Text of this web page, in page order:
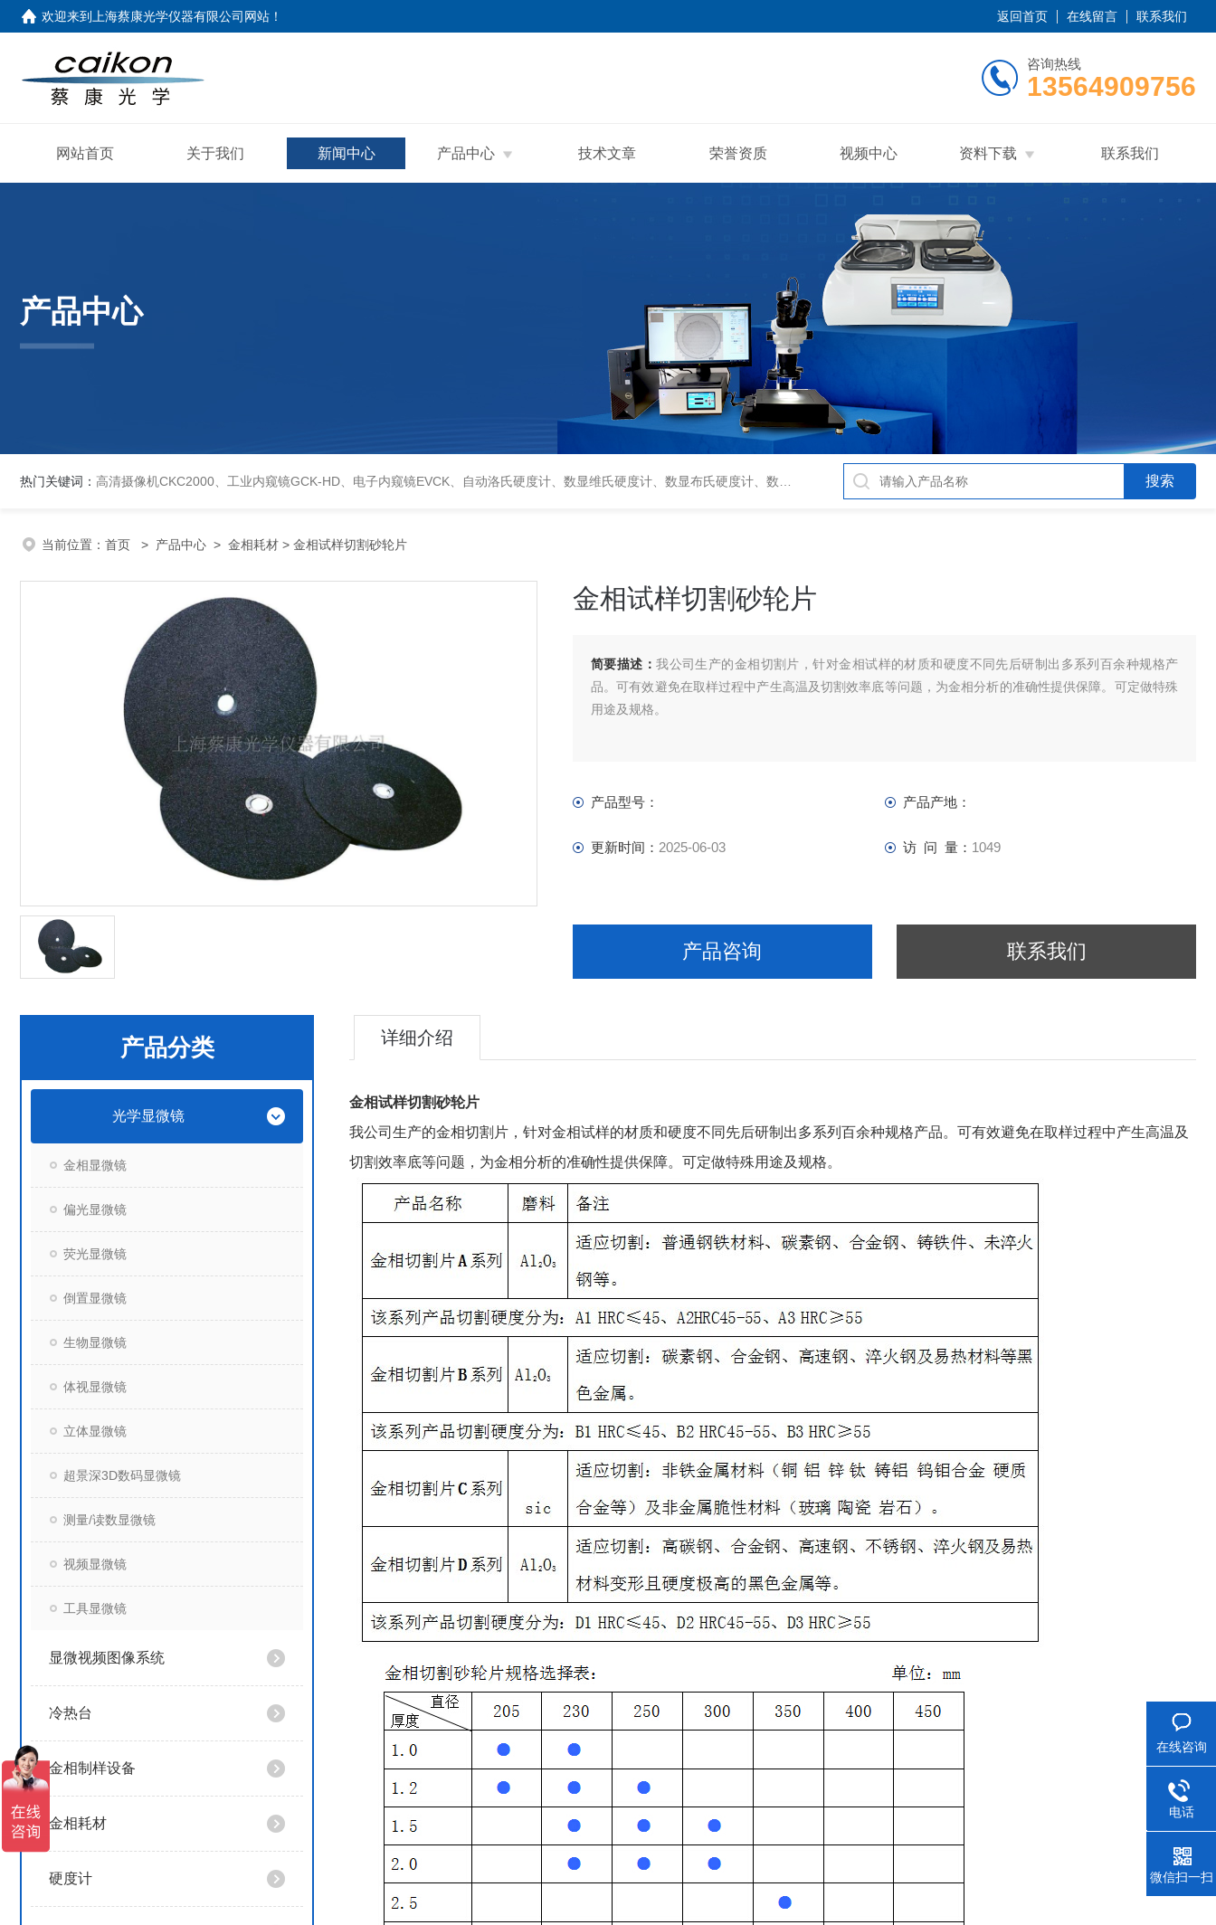
欢迎来到 上海蔡康光学仪器有限公司网站 ！ 返回首页 在线留言 联系我们
咨询热线
13564909756
网站首页 关于我们 新闻中心 产品中心 技术文章 荣誉资质 视频中心 资料下载 联系我们
产品中心
热门关键词： 高清摄像机CKC2000、工业内窥镜GCK-HD、电子内窥镜EVCK、自动洛氏硬度计、数显维氏硬度计、数显布氏硬度计、数显维氏硬度计、液晶自动淬火试验机CK-IV-2、倒置金相显微镜DMM-480C、透反射偏光显微镜XPF-550C、倒置生物显微镜XDS-800C、荧光显微镜DFM-66C、体视显微镜XTL-3400C、金相抛光机PG-2A、金相预磨机YM-2A、金相切割机QG-4A、金相镶嵌机XQ-1、自动金相磨抛机YMPZ-2、金相磨平机MPJ-25
当前位置： 首页 > 产品中心 > 金相耗材 > 金相试样切割砂轮片
金相试样切割砂轮片
简要描述：我公司生产的金相切割片，针对金相试样的材质和硬度不同先后研制出多系列百余种规格产
品。可有效避免在取样过程中产生高温及切割效率底等问题，为金相分析的准确性提供保障。可定做特殊
用途及规格。
产品型号： 产品产地：
更新时间： 2025-06-03 访 问 量： 1049
产品咨询 联系我们
产品分类
光学显微镜
金相显微镜
偏光显微镜
荧光显微镜
倒置显微镜
生物显微镜
体视显微镜
立体显微镜
超景深3D数码显微镜
测量/读数显微镜
视频显微镜
工具显微镜
显微视频图像系统
冷热台
金相制样设备
金相耗材
硬度计
详细介绍
金相试样切割砂轮片
我公司生产的金相切割片，针对金相试样的材质和硬度不同先后研制出多系列百余种规格产品。可有效避免在取样过程中产生高温及
切割效率底等问题，为金相分析的准确性提供保障。可定做特殊用途及规格。
在线咨询
电话
微信扫一扫